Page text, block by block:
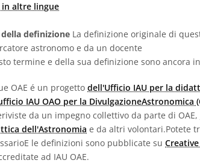
altre lingue
definizione La definizione originale di
astronomo e da un docente
termine e della sua definizione sono ancora
OAE é un progetto dell'Ufficio IAU per la
IAU OAO per la DivulgazioneAstronomica
da un impegno collettivo da parte di OAE,
dell'Astronomia e da altri volontari.Potete
le definizioni sono pubblicate su
ad IAU OAE.